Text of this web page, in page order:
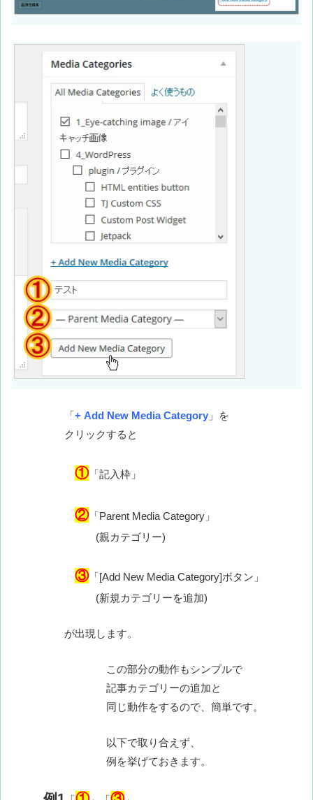
「+ Add New Media Category 」を
クリックすると
①「記入枠」
②「Parent Media Category」
(親カテゴリー)
③「[Add New Media Category]ボタン」
(新規カテゴリーを追加)
が出現します。
この部分の動作もシンプルで
記事カテゴリーの追加と
同じ動作をするので、簡単です。
以下で取り合えず、
例を挙げておきます。